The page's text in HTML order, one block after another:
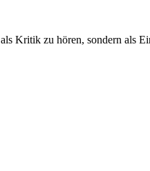
Kritik zu hören, sondern als